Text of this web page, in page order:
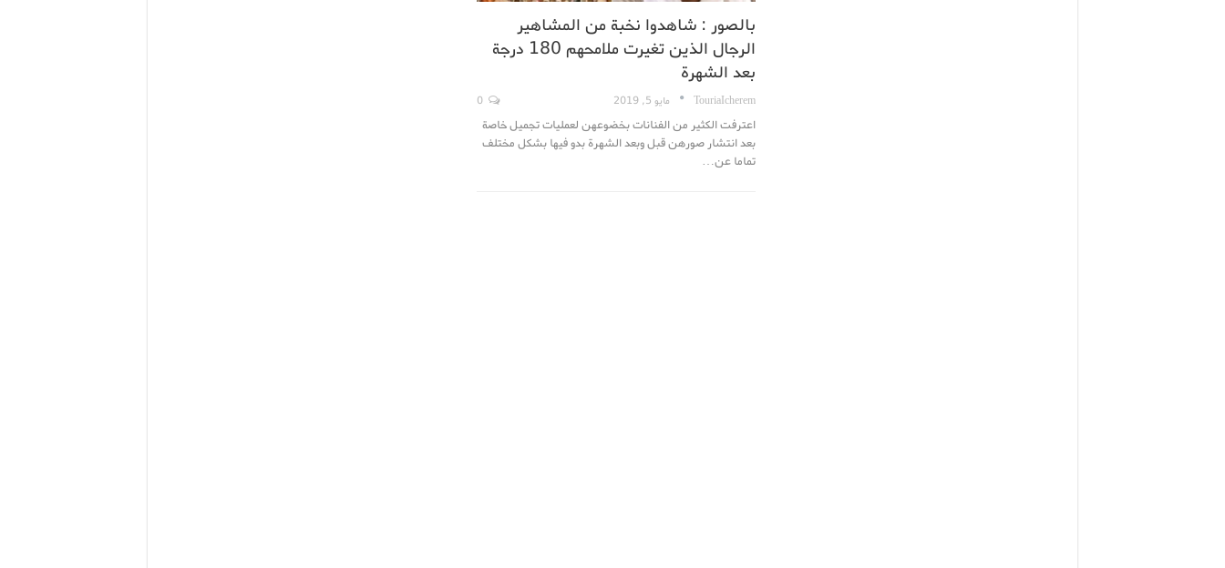
بالصور : شاهدوا نخبة من المشاهير
الرجال الذين تغيرت ملامحهم 180 درجة
بعد الشهرة
TouriaIcherem مايو 5, 2019
اعترفت الكثير من الفنانات بخضوعهن لعمليات تجميل خاصة
بعد انتشار صورهن قبل وبعد الشهرة بدو فيها بشكل مختلف
تماما عن…